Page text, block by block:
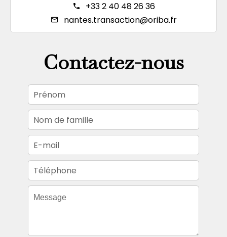
+33 2 40 48 26 36
nantes.transaction@oriba.fr
Contactez-nous